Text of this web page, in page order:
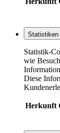
Statistiken
Statistik-
wie
Diese
Herkunft